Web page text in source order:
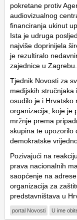
pokretane protiv
audiovizualnog
financiranja ukinut
Ista je udruga
najviše doprinijela
je rezultiralo
zajednice u Zagrebu.
Tjednik Novosti za
medijskih
osudilo je i Hrvatsko
organizacija, koje je
mržnje prema
skupina te upozorilo
demokratske
Pozivajući na
prava nacionalnih
saopćenje na
organizacija za
predstavništava u
portal Novosti U ime